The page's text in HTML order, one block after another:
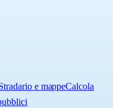
e mappeCalcola